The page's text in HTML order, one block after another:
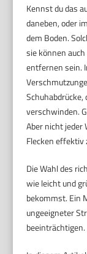
Kennst du das
daneben, oder
dem Boden.
sie können
entfernen sein.
verschwinden.
Aber nicht jeder
Flecken effektiv
Die Wahl des
wie leicht und
bekommst. Ein
ungeeigneter
beeinträchtigen.